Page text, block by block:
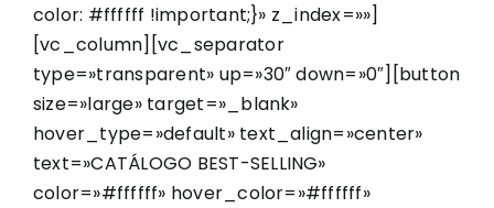
color: #ffffff !important;}» z_index=»»]
[vc_column][vc_separator
type=»transparent» up=»30″ down=»0″][button
size=»large» target=»_blank»
hover_type=»default» text_align=»center»
text=»CATÁLOGO BEST-SELLING»
color=»#ffffff» hover_color=»#ffffff»